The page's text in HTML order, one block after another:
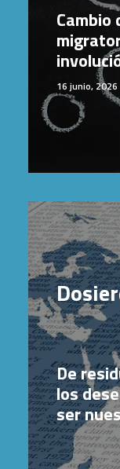
16 junio, 2026
De
los
ser
una